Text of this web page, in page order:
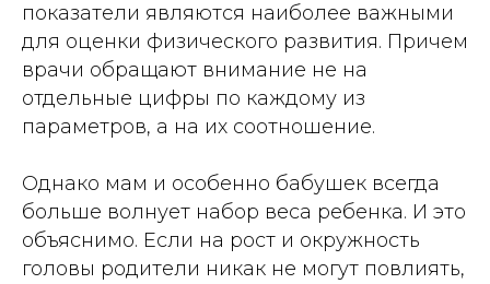
показатели являются наиболее важными
для оценки физического развития. Причем
врачи обращают внимание не на
отдельные цифры по каждому из
параметров, а на их соотношение.
Однако мам и особенно бабушек всегда
больше волнует набор веса ребенка. И это
объяснимо. Если на рост и окружность
головы родители никак не могут повлиять,